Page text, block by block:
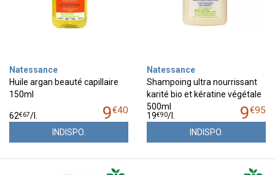
Natessance
Huile argan beauté capillaire
150ml
9€40
62€67/
INDISPO.
Natessance
Shampoing ultra nourrissant
karité bio et kératine végétale
500ml
9€95
19€90/
INDISPO.